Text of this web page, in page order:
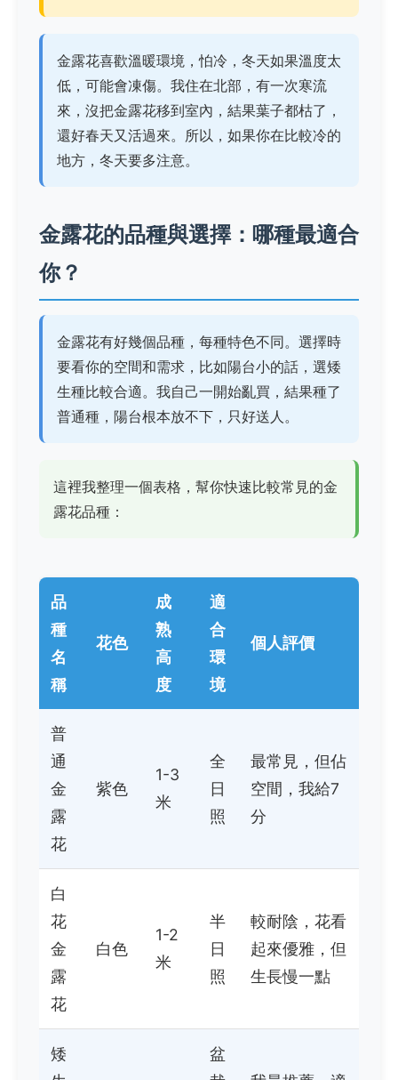
金露花喜歡溫暖環境，怕冷，冬天如果溫度太
低，可能會凍傷。我住在北部，有一次寒流
來，沒把金露花移到室內，結果葉子都枯了，
還好春天又活過來。所以，如果你在比較冷的
地方，冬天要多注意。
金露花的品種與選擇：哪種最適合
你？
金露花有好幾個品種，每種特色不同。選擇時
要看你的空間和需求，比如陽台小的話，選矮
生種比較合適。我自己一開始亂買，結果種了
普通種，陽台根本放不下，只好送人。
這裡我整理一個表格，幫你快速比較常見的金
露花品種：
品
種
名
稱
花色
成
熟
高
度
適
合
環
境
個人評價
普
通
金
露
花
紫色
1-3
米
全
日
照
最常見，但佔
空間，我給7
分
白
花
金
露
花
白色
1-2
米
半
日
照
較耐陰，花看
起來優雅，但
生長慢一點
矮
盆